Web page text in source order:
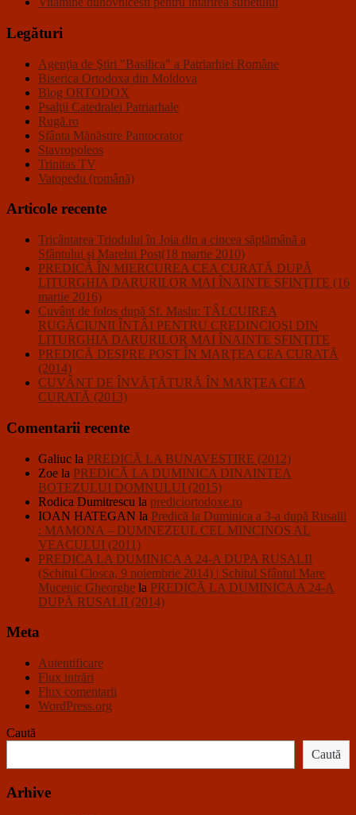
Legături
Agenţia de Ştiri "Basilica" a Patriarhiei Române
Biserica Ortodoxa din Moldova
Blog ORTODOX
Psalţii Catedralei Patriarhale
Rugă.ro
Sfânta Mănăstire Pantocrator
Stavropoleos
Trinitas TV
Vatopedu (română)
Articole recente
Tricântarea Triodului în Joia din a cincea săptămână a
Sfântului şi Marelui Post(18 martie 2010)
PREDICĂ ÎN MIERCUREA CEA CURATĂ DUPĂ
LITURGHIA DARURILOR MAI ÎNAINTE SFINŢITE (16
martie 2016)
Cuvânt de folos după Sf. Maslu: TÂLCUIREA
RUGĂCIUNII ÎNTÂI PENTRU CREDINCIOŞI DIN
LITURGHIA DARURILOR MAI ÎNAINTE SFINŢITE
PREDICĂ DESPRE POST ÎN MARŢEA CEA CURATĂ
(2014)
CUVÂNT DE ÎNVĂŢĂTURĂ ÎN MARŢEA CEA
CURATĂ (2013)
Comentarii recente
Galiuc la PREDICĂ LA BUNAVESTIRE (2012)
Zoe la PREDICĂ LA DUMINICA DINAINTEA
BOTEZULUI DOMNULUI (2015)
Rodica Dumitrescu la prediciortodoxe.ro
IOAN HATEGAN la Predică la Duminica a 3-a după Rusalii
: MAMONA – DUMNEZEUL CEL MINCINOS AL
VEACULUI (2011)
PREDICA LA DUMINICA A 24-A DUPA RUSALII
(Schitul Closca, 9 noiembrie 2014) | Schitul Sfântul Mare
Mucenic Gheorghe la PREDICĂ LA DUMINICA A 24-A
DUPĂ RUSALII (2014)
Meta
Autentificare
Flux intrări
Flux comentarii
WordPress.org
Caută
Caută
Arhive